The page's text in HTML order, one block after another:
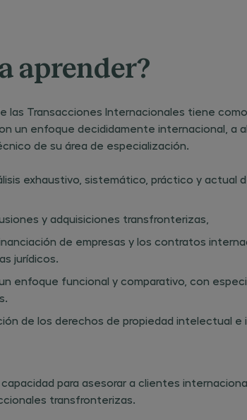
https://www.centrogarrigues.com/
privacidad. Podrás
revocar el
recepción de
comunicaciones
comerciales o
promocionales en
cualquier
responsable del
tratamiento en la
Alonso nº 8, 28108
Alcobendas
enviando un
dpo@centrogarrigues.com,
"revocación de
aprender?
las Transacciones Internacionales tiene
un enfoque decididamente internacional, a
de su área de especialización.
exhaustivo, sistemático, práctico y actual
y adquisiciones transfronterizas,
de empresas y los contratos
jurídicos.
enfoque funcional y comparativo, con
de los derechos de propiedad intelectual e
capacidad para asesorar a clientes
transfronterizas.